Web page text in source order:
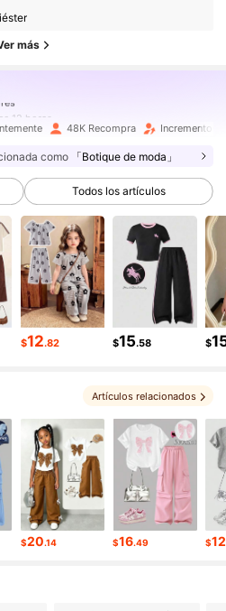
más
12 horas
48K Recompra Incremento
como 「Botique de moda」
Todos los artículos
$12.82 $15.58 $
Artículos relacionados
$20.14 $16.49 $12